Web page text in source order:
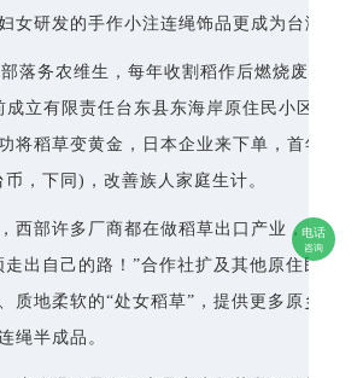
电话
咨询
女研发的手作小注连绳饰品更成为台湾最
落务农维生，每年收割稻作后燃烧废弃稻
成立有限责任台东县东海岸原住民小区合作
将稻草变黄金，日本企业来下单，首年即
，下同)，改善族人家庭生计。
部许多厂商都在做稻草出口产业，且每月
走出自己的路！”合作社扩及其他原住民部
质地柔软的“处女稻草”，提供更多原乡妇
绳半成品。